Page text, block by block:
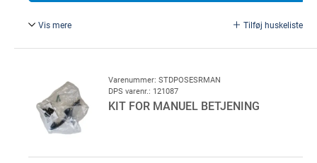
Vis mere Tilføj huskeliste
Varenummer: STDPOSESRMAN
DPS varenr.: 121087
KIT FOR MANUEL BETJENING